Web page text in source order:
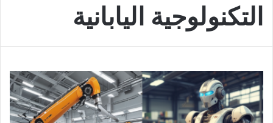
التكنولوجية اليابانية